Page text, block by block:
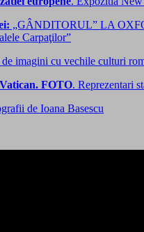
„GÂNDITORUL” LA
Carpaţilor”
de imagini cu vechile culturi
FOTO. Reprezentari
de Ioana Basescu